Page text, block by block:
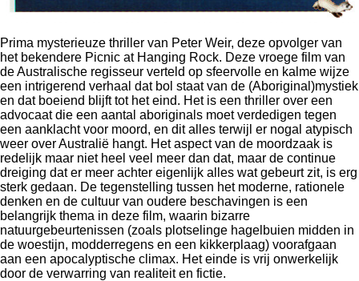
Prima mysterieuze thriller van Peter Weir, deze opvolger van
het bekendere Picnic at Hanging Rock. Deze vroege film van
de Australische regisseur verteld op sfeervolle en kalme wijze
een intrigerend verhaal dat bol staat van de (Aboriginal)mystiek
en dat boeiend blijft tot het eind. Het is een thriller over een
advocaat die een aantal aboriginals moet verdedigen tegen
een aanklacht voor moord, en dit alles terwijl er nogal atypisch
weer over Australië hangt. Het aspect van de moordzaak is
redelijk maar niet heel veel meer dan dat, maar de continue
dreiging dat er meer achter eigenlijk alles wat gebeurt zit, is erg
sterk gedaan. De tegenstelling tussen het moderne, rationele
denken en de cultuur van oudere beschavingen is een
belangrijk thema in deze film, waarin bizarre
natuurgebeurtenissen (zoals plotselinge hagelbuien midden in
de woestijn, modderregens en een kikkerplaag) voorafgaan
aan een apocalyptische climax. Het einde is vrij onwerkelijk
door de verwarring van realiteit en fictie.